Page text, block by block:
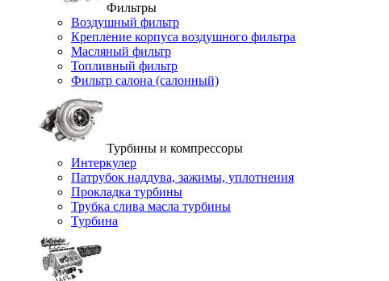
Фильтры
Воздушный фильтр
Крепление корпуса воздушного фильтра
Масляный фильтр
Топливный фильтр
Фильтр салона (салонный)
Турбины и компрессоры
Интеркулер
Патрубок наддува, зажимы, уплотнения
Прокладка турбины
Трубка слива масла турбины
Турбина